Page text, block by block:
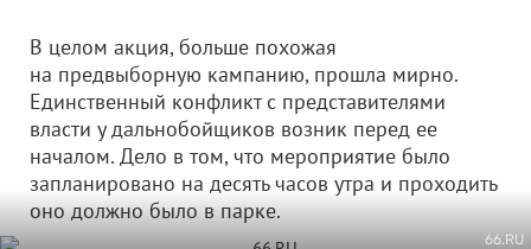
В целом акция, больше похожая
на предвыборную кампанию, прошла мирно.
Единственный конфликт с представителями
власти у дальнобойщиков возник перед ее
началом. Дело в том, что мероприятие было
запланировано на десять часов утра и проходить
оно должно было в парке.
66.RU